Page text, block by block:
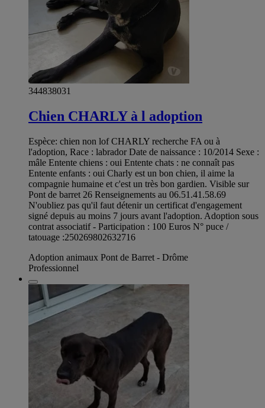
344838031
Chien CHARLY à l adoption
Espèce: chien non lof CHARLY recherche FA ou à
l'adoption, Race : labrador Date de naissance : 10/2014 Sexe :
mâle Entente chiens : oui Entente chats : ne connaît pas
Entente enfants : oui Charly est un bon chien, il aime la
compagnie humaine et c'est un très bon gardien. Visible sur
Pont de barret 26 Renseignements au 06.51.41.58.69
N'oubliez pas qu'il faut détenir un certificat d'engagement
signé depuis au moins 7 jours avant l'adoption. Adoption sous
contrat associatif - Participation : 100 Euros N° puce /
tatouage :250269802632716
Adoption animaux Pont de Barret - Drôme
Professionnel